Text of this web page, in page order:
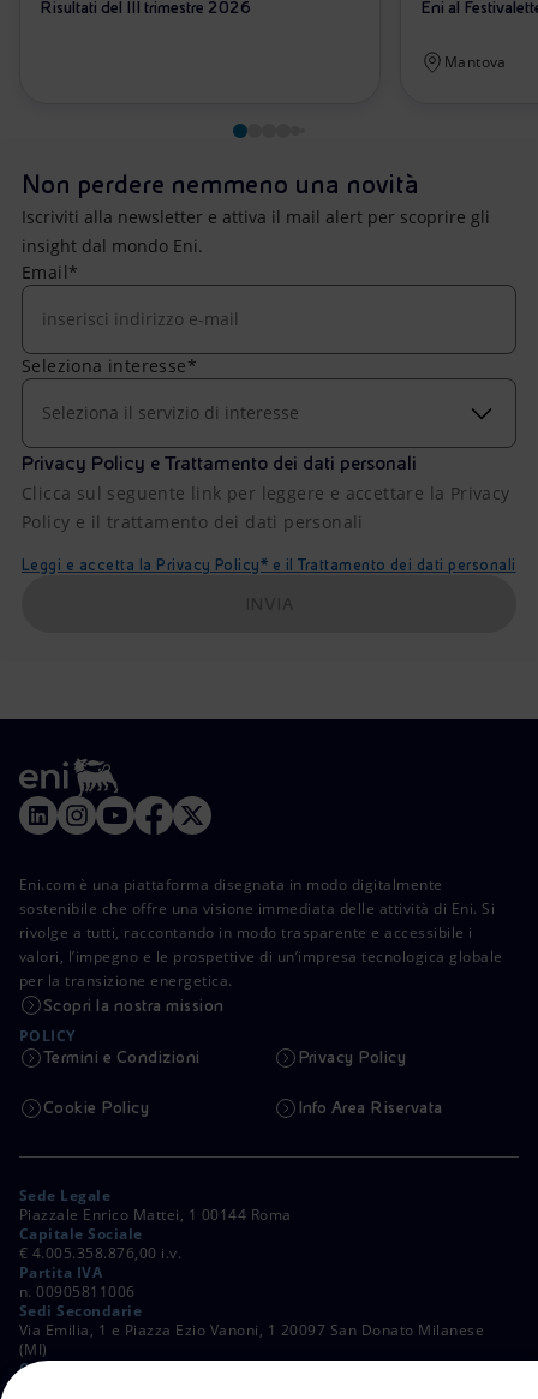
Risultati del III trimestre 2026 Eni al
Mantova
Non perdere nemmeno una novità
Iscriviti alla newsletter e attiva il mail alert per scoprire gli
insight dal mondo Eni.
Email*
Seleziona interesse*
Seleziona il servizio di interesse
Privacy Policy e Trattamento dei dati personali
Clicca sul seguente link per leggere e accettare la Privacy
Policy e il trattamento dei dati personali
Leggi e accetta la Privacy Policy* e il Trattamento dei dati personali
Eni.com è una piattaforma disegnata in modo digitalmente
sostenibile che offre una visione immediata delle attività di Eni. Si
rivolge a tutti, raccontando in modo trasparente e accessibile i
valori, l’impegno e le prospettive di un’impresa tecnologica globale
per la transizione energetica.
Scopri la nostra mission
POLICY
Termini e Condizioni Privacy Policy
Cookie Policy Info Area Riservata
Sede Legale
Piazzale Enrico Mattei, 1 00144 Roma
Capitale Sociale
€ 4.005.358.876,00 i.v.
Partita IVA
n. 00905811006
Sedi Secondarie
Via Emilia, 1 e Piazza Ezio Vanoni, 1 20097 San Donato Milanese
(MI)
C. Fiscale e Registro Imprese di Roma